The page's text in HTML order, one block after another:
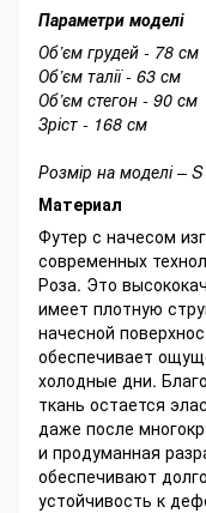
Параметри моделі
Об’єм грудей - 78 см
Об’єм талії - 63 см
Об’єм стегон - 90 см
Зріст - 168 см
Розмір на моделі – S
Материал
Футер с начесом
современных
Роза. Это
имеет плотную
начесной
обеспечивает
холодные дни.
ткань остается
даже после
и продуманная
обеспечивают
устойчивость к